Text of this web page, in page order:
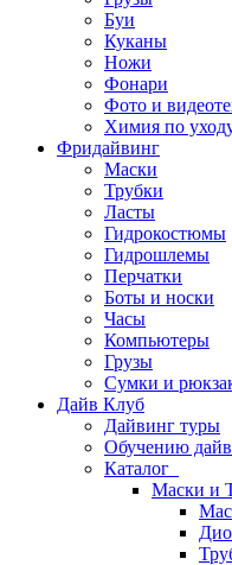
Буи
Куканы
Ножи
Фонари
Фото и
Химия по
Фридайвинг
Маски
Трубки
Ласты
Гидрокостюмы
Гидрошлемы
Перчатки
Боты и носки
Часы
Компьютеры
Грузы
Сумки и
Дайв Клуб
Дайвинг туры
Обучению
Каталог
Маски и